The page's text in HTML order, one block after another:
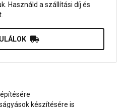
Használd a szállítási díj és
készítésére is